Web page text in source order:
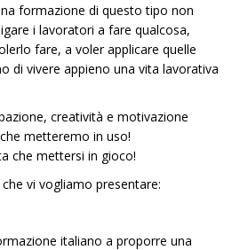
formazione di questo tipo non
i lavoratori a fare qualcosa,
fare, a voler applicare quelle
di vivere appieno una vita lavorativa
creatività e motivazione
metteremo in uso!
che mettersi in gioco!
vi vogliamo presentare:
italiano a proporre una